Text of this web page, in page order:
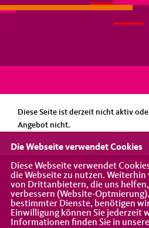
Diese Seite ist derzeit nicht aktiv
Angebot nicht.
IMPRESSUM DATENSCHUTZ
Die Webseite verwendet Cookies
Diese Webseite verwendet
die Webseite zu nutzen.
von Drittanbietern, die uns
verbessern (Website-
bestimmter Dienste, benötigen
Einwilligung können Sie jederzeit
Informationen finden Sie in